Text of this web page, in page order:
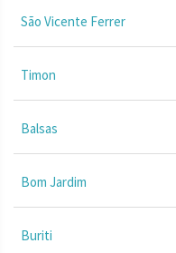
São Vicente Ferrer
Timon
Balsas
Bom Jardim
Buriti